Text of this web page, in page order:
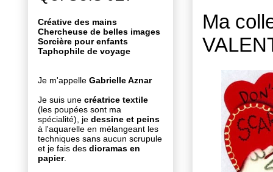
Ma
Créative des mains
Chercheuse de belles images
Sorcière pour enfants
Taphophile de voyage
Je m'appelle Gabrielle Aznar
Je suis une créatrice textile
(les poupées sont ma
spécialité), je dessine et peins
à l'aquarelle en mélangeant les
techniques sans aucun scrupule
et je fais des dioramas en
papier.